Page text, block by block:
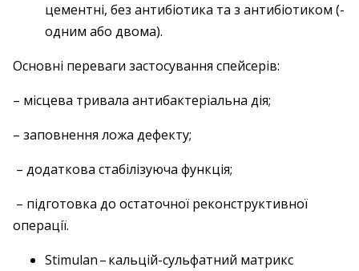
цементні, без антибіотика та з антибіотиком (­
одним або двома).
Основні переваги застосування спейсерів:
– місцева тривала антибактеріальна дія;
– заповнення ложа дефекту;
– додаткова стабілізуюча функція;
– підготовка до остаточної реконструктивної
операції.
Stimulan – ​кальцій-сульфатний матрикс